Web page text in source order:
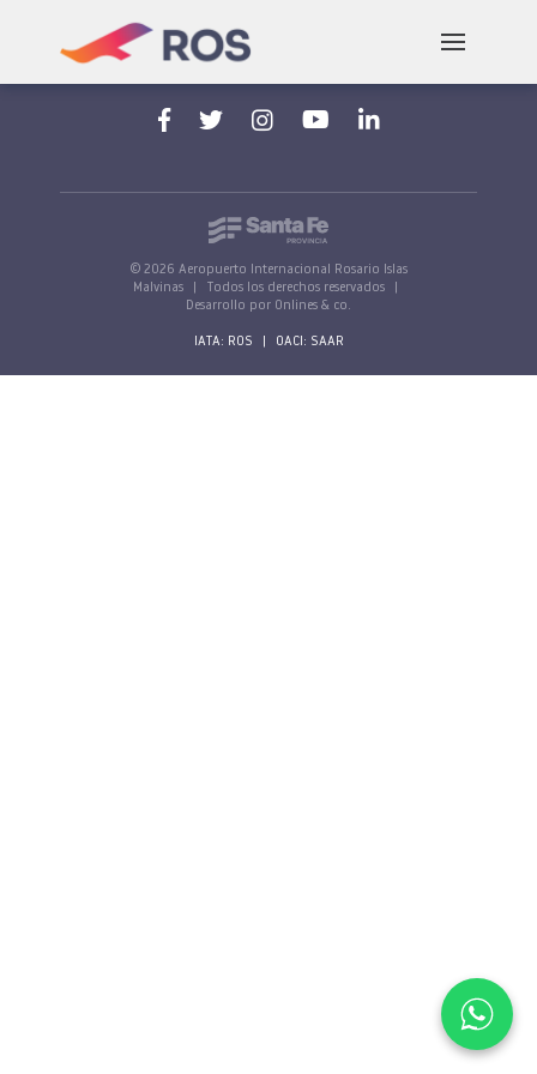
Aeropuerto Internacional Rosario "Islas Malvinas"
Av. Jorge Newbery, s/n, 2000 Rosario, Santa Fe,
Argentina
© 2026 Aeropuerto Internacional Rosario Islas
Malvinas
Todos los derechos reservados
Desarrollo por Onlines & co.
IATA: ROS OACI: SAAR